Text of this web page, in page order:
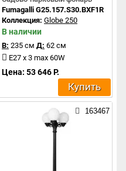
Fumagalli G25.157.S30.BXF1R
Коллекция: Globe 250
В наличии
В: 235 см Д: 62 см
E27 x 3 max 60W
Цена: 53 646 Р.
Купить
163467